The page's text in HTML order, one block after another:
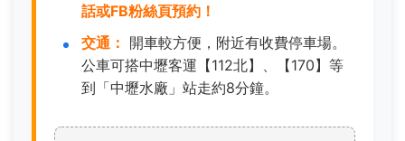
話或FB粉絲頁預約！
交通： 開車較方便，附近有收費停車場。
公車可搭中壢客運【112北】、【170】等
到「中壢水廠」站走約8分鐘。